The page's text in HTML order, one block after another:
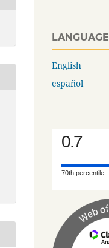
LANGUAGE
English
español
0.7
70th percentile